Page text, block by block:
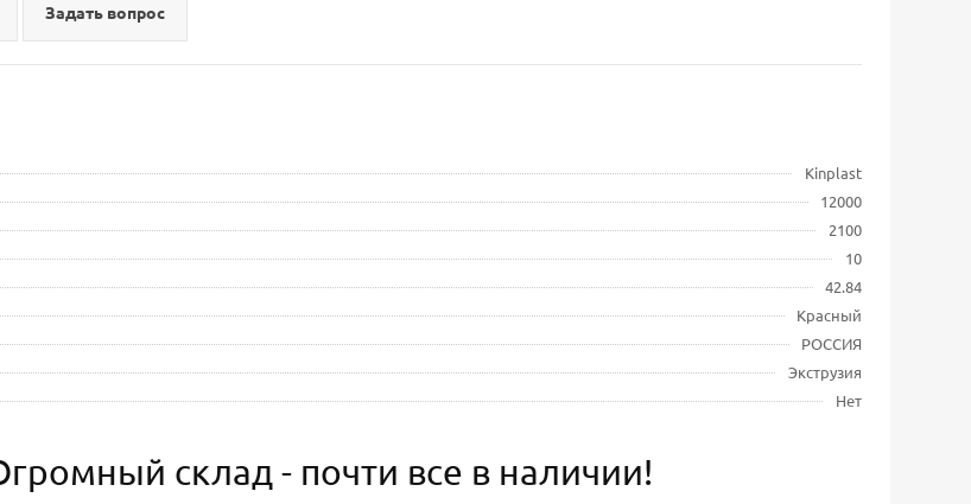
Задать вопрос
Kinplast
12000
2100
10
42.84
Красный
РОССИЯ
Экструзия
Нет
склад - почти все в наличии!